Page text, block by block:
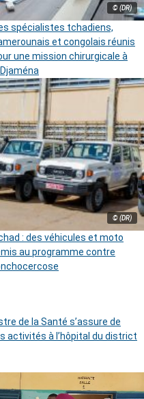
© (DR)
spécialistes tchadiens,
et congolais réunis
une mission chirurgicale à
© (DR)
: des véhicules et moto
au programme contre
de la Santé s’assure de
activités à l’hôpital du district